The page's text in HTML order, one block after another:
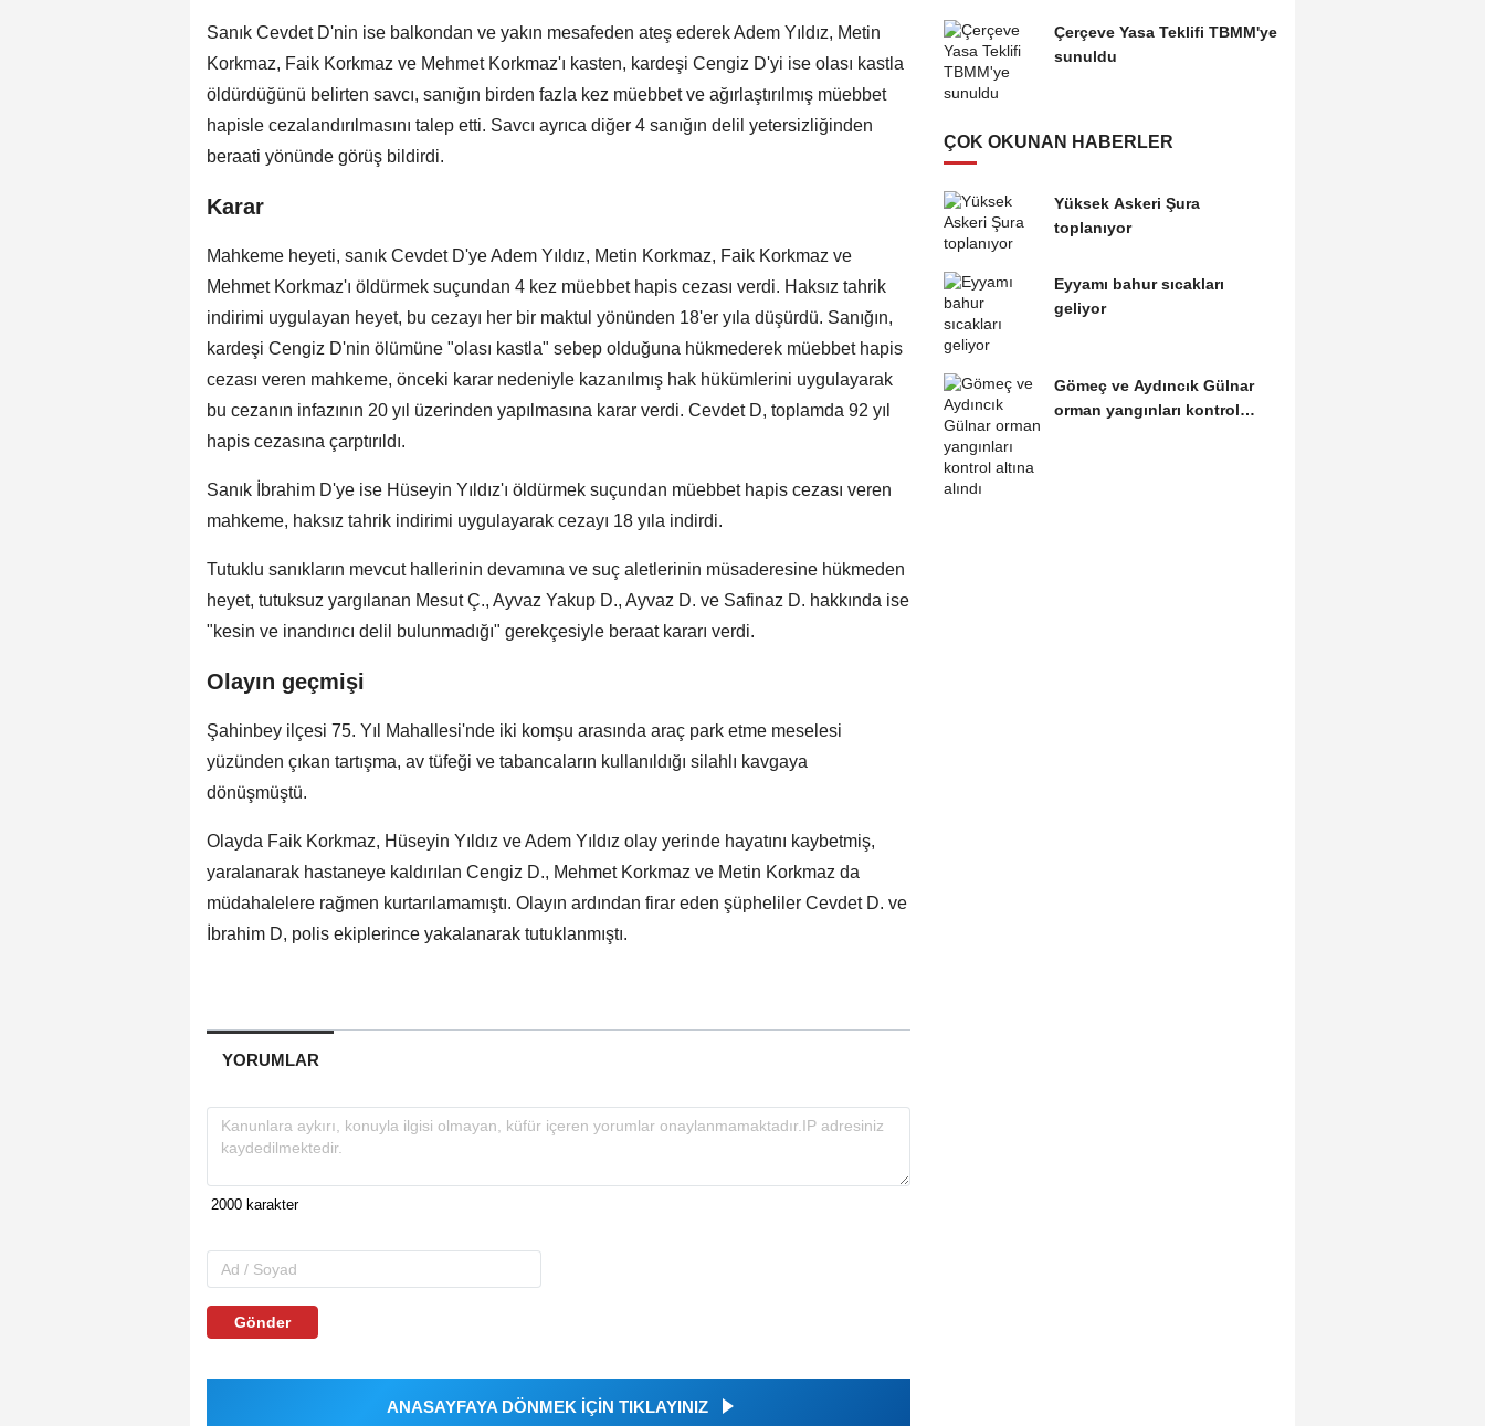
Sanık Cevdet D'nin ise balkondan ve yakın mesafeden ateş ederek Adem Yıldız, Metin
Korkmaz, Faik Korkmaz ve Mehmet Korkmaz'ı kasten, kardeşi Cengiz D'yi ise olası kastla
öldürdüğünü belirten savcı, sanığın birden fazla kez müebbet ve ağırlaştırılmış müebbet
hapisle cezalandırılmasını talep etti. Savcı ayrıca diğer 4 sanığın delil yetersizliğinden
beraati yönünde görüş bildirdi.
Karar
Mahkeme heyeti, sanık Cevdet D'ye Adem Yıldız, Metin Korkmaz, Faik Korkmaz ve
Mehmet Korkmaz'ı öldürmek suçundan 4 kez müebbet hapis cezası verdi. Haksız tahrik
indirimi uygulayan heyet, bu cezayı her bir maktul yönünden 18'er yıla düşürdü. Sanığın,
kardeşi Cengiz D'nin ölümüne "olası kastla" sebep olduğuna hükmederek müebbet hapis
cezası veren mahkeme, önceki karar nedeniyle kazanılmış hak hükümlerini uygulayarak
bu cezanın infazının 20 yıl üzerinden yapılmasına karar verdi. Cevdet D, toplamda 92 yıl
hapis cezasına çarptırıldı.
Sanık İbrahim D'ye ise Hüseyin Yıldız'ı öldürmek suçundan müebbet hapis cezası veren
mahkeme, haksız tahrik indirimi uygulayarak cezayı 18 yıla indirdi.
Tutuklu sanıkların mevcut hallerinin devamına ve suç aletlerinin müsaderesine hükmeden
heyet, tutuksuz yargılanan Mesut Ç., Ayvaz Yakup D., Ayvaz D. ve Safinaz D. hakkında ise
"kesin ve inandırıcı delil bulunmadığı" gerekçesiyle beraat kararı verdi.
Olayın geçmişi
Şahinbey ilçesi 75. Yıl Mahallesi'nde iki komşu arasında araç park etme meselesi
yüzünden çıkan tartışma, av tüfeği ve tabancaların kullanıldığı silahlı kavgaya
dönüşmüştü.
Olayda Faik Korkmaz, Hüseyin Yıldız ve Adem Yıldız olay yerinde hayatını kaybetmiş,
yaralanarak hastaneye kaldırılan Cengiz D., Mehmet Korkmaz ve Metin Korkmaz da
müdahalelere rağmen kurtarılamamıştı. Olayın ardından firar eden şüpheliler Cevdet D. ve
İbrahim D, polis ekiplerince yakalanarak tutuklanmıştı.
YORUMLAR
Gönder
ANASAYFAYA DÖNMEK İÇİN TIKLAYINIZ
Çerçeve Yasa Teklifi TBMM'ye
sunuldu
ÇOK OKUNAN HABERLER
Yüksek Askeri Şura
toplanıyor
Eyyamı bahur sıcakları
geliyor
Gömeç ve Aydıncık Gülnar
orman yangınları kontrol